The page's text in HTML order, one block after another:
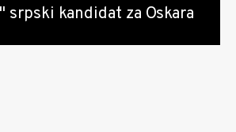
srpski kandidat za Oskara